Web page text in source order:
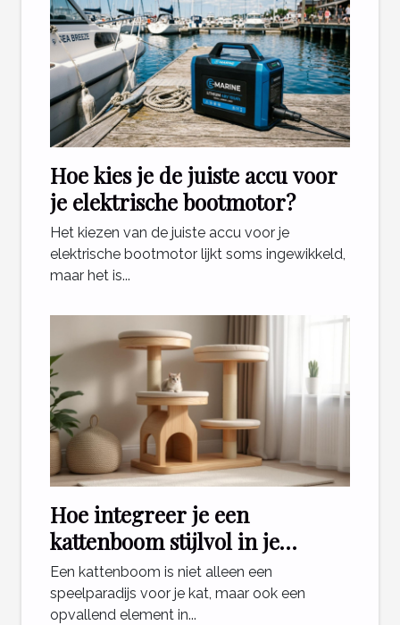
Hoe kies je de juiste accu voor
je elektrische bootmotor?
Het kiezen van de juiste accu voor je
elektrische bootmotor lijkt soms ingewikkeld,
maar het is...
Hoe integreer je een
kattenboom stijlvol in je
interieur?
Een kattenboom is niet alleen een
speelparadijs voor je kat, maar ook een
opvallend element in...